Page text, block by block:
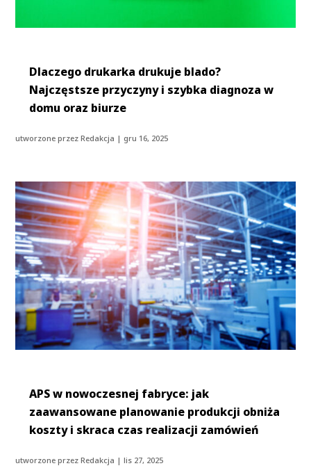
Dlaczego drukarka drukuje blado?
Najczęstsze przyczyny i szybka diagnoza w
domu oraz biurze
utworzone przezRedakcja | gru 16, 2025
APS w nowoczesnej fabryce: jak
zaawansowane planowanie produkcji obniża
koszty i skraca czas realizacji zamówień
utworzone przezRedakcja |lis 27, 2025